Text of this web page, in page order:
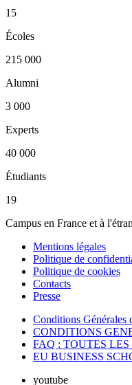
15
Écoles
215 000
Alumni
3 000
Experts
40 000
Étudiants
19
Campus en France et à
Mentions légales
Politique de
Politique de cookies
Contacts
Presse
Conditions Générales
CONDITIONS
FAQ : TOUTES
EU BUSINESS
youtube